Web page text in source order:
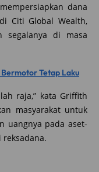
dana
Citi Global Wealth,
segalanya di masa
Tetap Laku
raja,” kata Griffith
masyarakat untuk
uangnya pada aset-